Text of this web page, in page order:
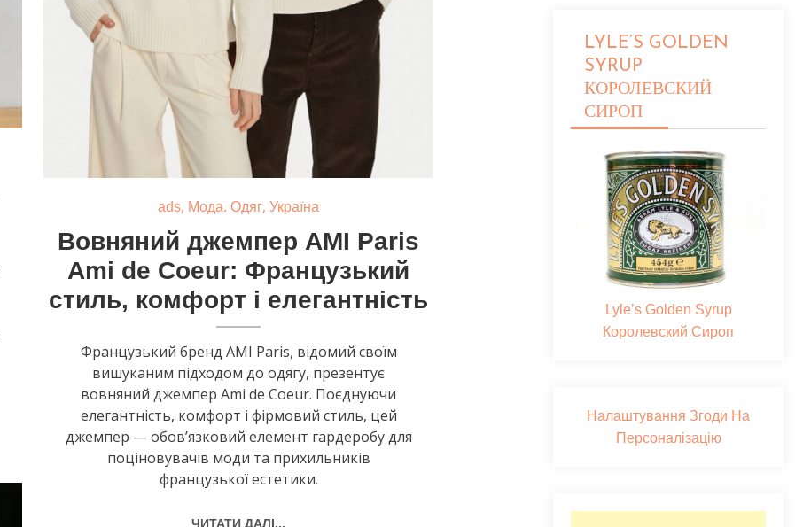
ads, Мода. Одяг,Україна
Вовняний джемпер AMI Paris
Ami de Coeur: Французький
стиль, комфорт і елегантність
Французький бренд AMI Paris, відомий своїм
вишуканим підходом до одягу, презентує
вовняний джемпер Ami de Coeur. Поєднуючи
елегантність, комфорт і фірмовий стиль, цей
джемпер — обов’язковий елемент гардеробу для
поціновувачів моди та прихильників
французької естетики.
ЧИТАТИ ДАЛІ...
LYLE’S GOLDEN
SYRUP
КОРОЛЕВСКИЙ
СИРОП
Lyle’s Golden Syrup
Королевский Сироп
Налаштування Згоди На
Персоналізацію